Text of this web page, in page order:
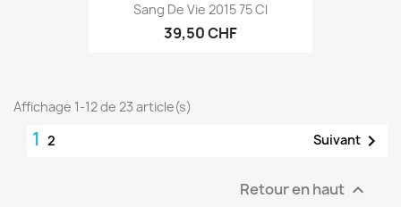
Sang De Vie 2015 75 Cl
39,50 CHF
Affichage 1-12 de 23 article(s)
1 2 Suivant 
Retour en haut 